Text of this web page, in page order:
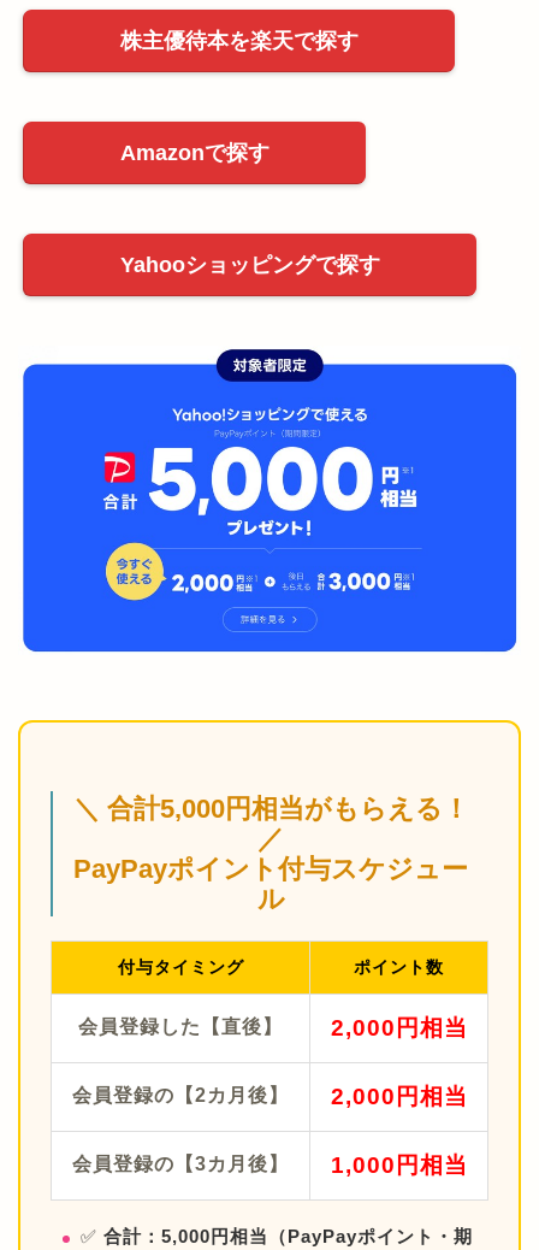
株主優待本を楽天で探す
Amazonで探す
Yahooショッピングで探す
＼ 合計5,000円相当がもらえる！
／
PayPayポイント付与スケジュー
ル
付与タイミング ポイント数
会員登録した【直後】 2,000円相当
会員登録の【2カ月後】 2,000円相当
会員登録の【3カ月後】 1,000円相当
✅ 合計：5,000円相当（PayPayポイント・期